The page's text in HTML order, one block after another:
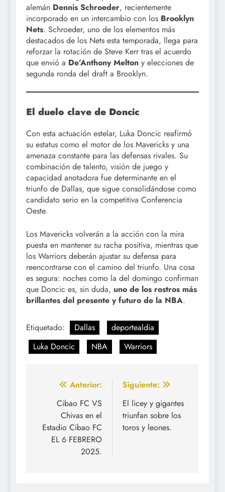
alemán Dennis Schroeder, recientemente
incorporado en un intercambio con los Brooklyn
Nets. Schroeder, uno de los elementos más
destacados de los Nets esta temporada, llega para
reforzar la rotación de Steve Kerr tras el acuerdo
que envió a De’Anthony Melton y elecciones de
segunda ronda del draft a Brooklyn.
El duelo clave de Doncic
Con esta actuación estelar, Luka Doncic reafirmó
su estatus como el motor de los Mavericks y una
amenaza constante para las defensas rivales. Su
combinación de talento, visión de juego y
capacidad anotadora fue determinante en el
triunfo de Dallas, que sigue consolidándose como
candidato serio en la competitiva Conferencia
Oeste.
Los Mavericks volverán a la acción con la mira
puesta en mantener su racha positiva, mientras que
los Warriors deberán ajustar su defensa para
reencontrarse con el camino del triunfo. Una cosa
es segura: noches como la del domingo confirman
que Doncic es, sin duda, uno de los rostros más
brillantes del presente y futuro de la NBA.
Etiquetado: Dallas
deportealdia
Luka Doncic
NBA Warriors
Navegación
entradas
Anterior:
Cibao FC VS
Chivas en el
Estadio Cibao FC
EL 6 FEBRERO
2025.
Siguiente:
El licey y gigantes
triunfan sobre los
toros y leones.